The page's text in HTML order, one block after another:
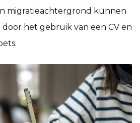
migratieachtergrond kunnen
het gebruik van een CV en